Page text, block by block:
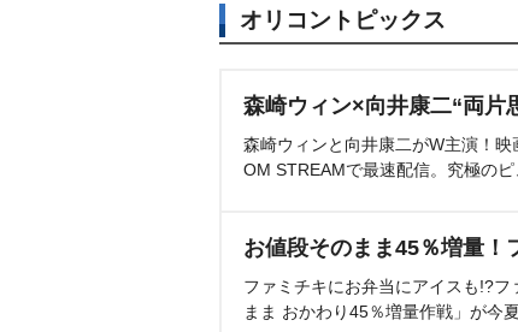
オリコントピックス
森崎ウィン×向井康二“両片
森崎ウィンと向井康二がW主演！
OM STREAMで最速配信。究極のピ
お値段そのまま45％増量！
ファミチキにお弁当にアイスも!?
まま おかわり45％増量作戦」が今